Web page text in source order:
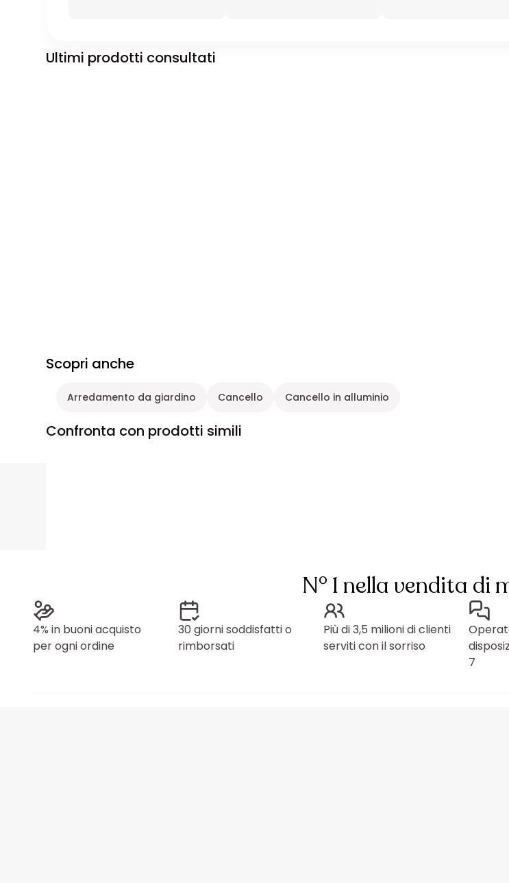
Ultimi prodotti consultati
Scopri anche
Arredamento da giardino Cancello Cancello in alluminio
Confronta con prodotti simili
N° 1 nella vendita di
4% in buoni acquisto
per ogni ordine
30 giorni soddisfatti o
rimborsati
Più di 3,5 milioni di clienti
serviti con il sorriso
7